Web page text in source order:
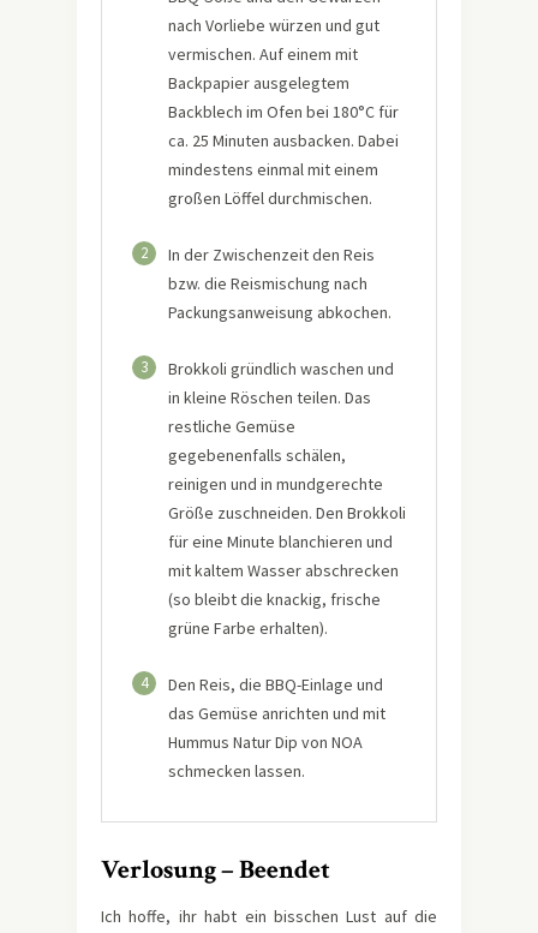
nach Vorliebe würzen und gut
vermischen. Auf einem mit
Backpapier ausgelegtem
Backblech im Ofen bei 180°C für
ca. 25 Minuten ausbacken. Dabei
mindestens einmal mit einem
großen Löffel durchmischen.
2
In der Zwischenzeit den Reis
bzw. die Reismischung nach
Packungsanweisung abkochen.
3
Brokkoli gründlich waschen und
in kleine Röschen teilen. Das
restliche Gemüse
gegebenenfalls schälen,
reinigen und in mundgerechte
Größe zuschneiden. Den Brokkoli
für eine Minute blanchieren und
mit kaltem Wasser abschrecken
(so bleibt die knackig, frische
grüne Farbe erhalten).
4
Den Reis, die BBQ-Einlage und
das Gemüse anrichten und mit
Hummus Natur Dip von NOA
schmecken lassen.
Verlosung – Beendet
Ich hoffe, ihr habt ein bisschen Lust auf die